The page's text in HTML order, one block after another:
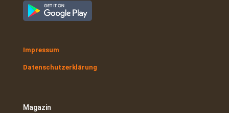
Impressum
Datenschutzerklärung
Magazin